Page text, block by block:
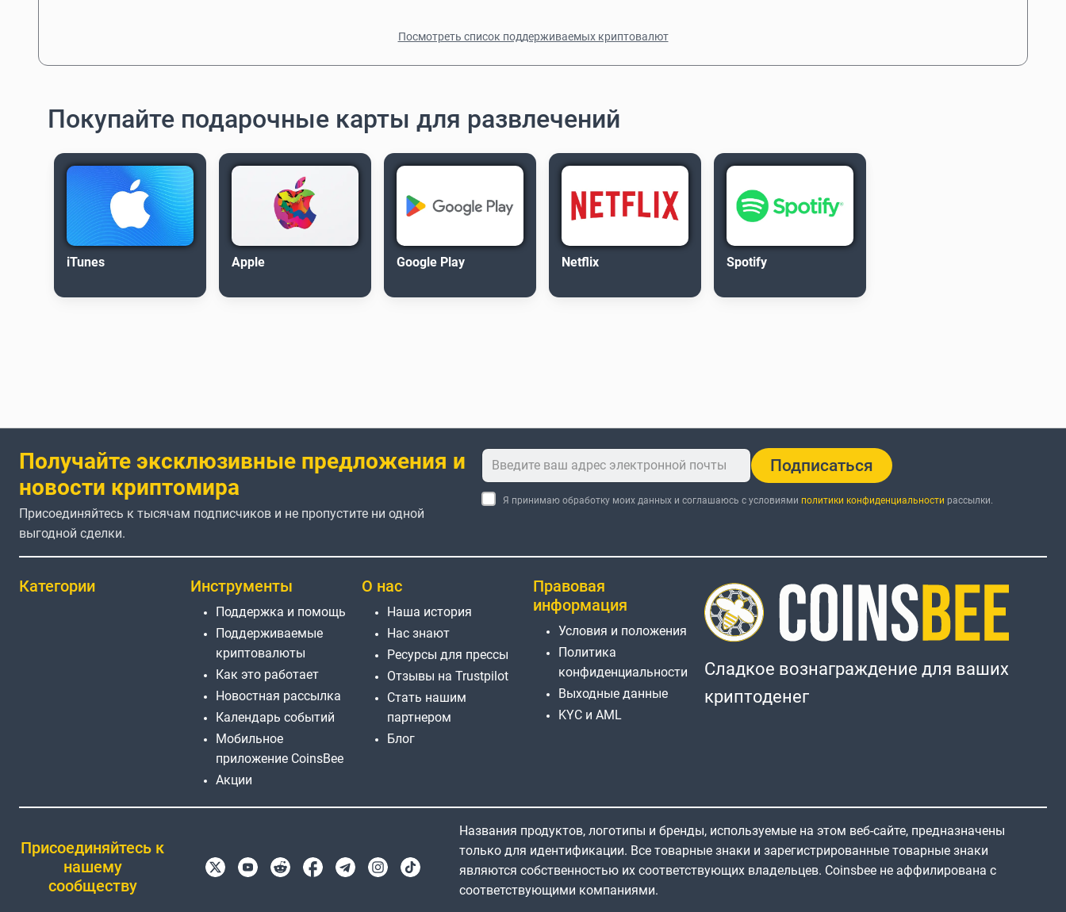
Посмотреть список поддерживаемых криптовалют
Покупайте подарочные карты для развлечений
iTunes Apple Google Play Netflix Spotify
Получайте эксклюзивные предложения и
новости криптомира
Присоединяйтесь к тысячам подписчиков и не пропустите ни одной
выгодной сделки.
Подписаться
Я принимаю обработку моих данных и соглашаюсь с условиями политики конфиденциальности рассылки.
Категории Инструменты
Поддержка и помощь
Поддерживаемые
криптовалюты
Как это работает
Новостная рассылка
Календарь событий
Мобильное
приложение CoinsBee
Акции
О нас
Наша история
Нас знают
Ресурсы для прессы
Отзывы на Trustpilot
Стать нашим
партнером
Блог
Правовая
информация
Условия и положения
Политика
конфиденциальности
Выходные данные
KYC и AML
Сладкое вознаграждение для ваших
криптоденег
Присоединяйтесь к
нашему
сообществу
Названия продуктов, логотипы и бренды, используемые на этом веб-сайте, предназначены
только для идентификации. Все товарные знаки и зарегистрированные товарные знаки
являются собственностью их соответствующих владельцев. Coinsbee не аффилирована с
соответствующими компаниями.